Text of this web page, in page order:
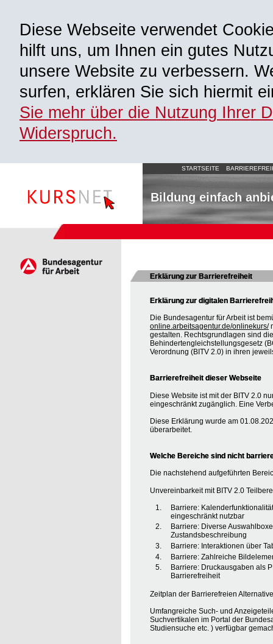
Diese Webseite verwendet
hilft uns, um Ihnen ein gutes
unsere Website zu verbessern.
surfen, erklären Sie sich hiermit
Sie mehr über die Nutzung Ihrer
Widerspruch.
STARTSEITE
Bildung einfach
Erklärung zur Barrierefreiheit
Erklärung zur digitalen
Die Bundesagentur für Arbeit ist
online.arbeitsagentur.de/onlinekurs/
gestalten. Rechtsgrundlagen sind
Behindertengleichstellungsgesetz
Verordnung (BITV 2.0) in ihren
Barrierefreiheit dieser Webseite
Diese Website ist mit der BITV 2.0
eingeschränkt zugänglich. Eine
Diese Erklärung wurde am
überarbeitet.
Welche Bereiche sind nicht
Die nachstehend aufgeführten
Unvereinbarkeit mit BITV 2.0
Barriere:
eingeschränkt nutzbar
Barriere: Diverse
Zustandsbeschreibung
Barriere: Interaktionen über
Barriere: Zahlreiche
Barriere: Druckausgaben als
Barrierefreiheit
Zeitplan der Barrierefreien
Umfangreiche Such- und
Suchvertikalen im Portal der
Studiensuche etc. ) verfügbar